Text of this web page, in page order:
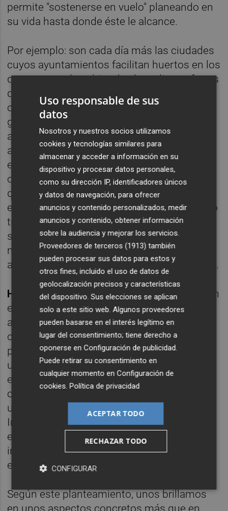
permite "sostenerse en vuelo" planeando en
su vida hasta donde éste le alcance.
Por ejemplo: son cada día más las ciudades
cuyos ayuntamientos facilitan huertos en los
que uno puede cultivar las hortalizas y frutas
que después consumirá. Hay ofertas
culturales al alcance de todos, desde visitar
gratuitamente museos y exposiciones de
arte a recorridos históricos rigurosa y
atractivamente presentados; asociaciones
en las que prestar servicios voluntarios para
otras personas, y múltiples oportunidades
de sacar partido al conocimiento
experimentado, cuajado día a día por el largo
transitar de la vida en eso que llaman
sabiduría, y que aplicado en su correcta
medida nos permite sostener un vuelo
apacible y tan satisfactorio como uno desee.
HowardGardner, psicólogo galardonado con
el premioPríncipe de Asturias 2011por sus
aportaciones a la ciencia de la Psicología
con la teoría de lasInteligencias Múltiples
postula que lainteligencia, lejos de ser
unitaria agrupando diferentes capacidades
específicas, es un conjunto de habilidades
cognitivas distintas y poco dependientes
unas de otras, y las denomina como
Inteligencia intrapersonal, naturalista o
ecológica, lingüística, lógico-matemática,
interpersonal, kinestésica, musical, viso-
espacial y existencial.
Según este planteamiento, unos brillamos
en unos aspectos concretos más que en
Uso responsable de sus
datos
Nosotros y nuestros socios utilizamos
cookies y tecnologías similares para
almacenar y acceder a información en su
dispositivo y procesar datos personales,
como su dirección IP, identificadores únicos
y datos de navegación, para ofrecer
anuncios y contenido personalizados, medir
anuncios y contenido, obtener información
sobre la audiencia y mejorar los servicios.
Proveedores de terceros (1913) también
pueden procesar sus datos para estos y
otros fines, incluido el uso de datos de
geolocalización precisos y características
del dispositivo. Sus elecciones se aplican
solo a este sitio web. Algunos proveedores
pueden basarse en el interés legítimo en
lugar del consentimiento; tiene derecho a
oponerse enConfiguración de publicidad.
Puede retirar su consentimiento en
cualquier momento enConfiguración de
cookies.Política de privacidad
ACEPTAR TODO
RECHAZAR TODO
CONFIGURAR